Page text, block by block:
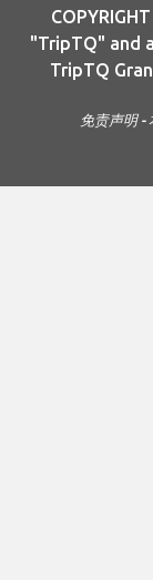
"TripTQ" and
TripTQ
免责声明 -